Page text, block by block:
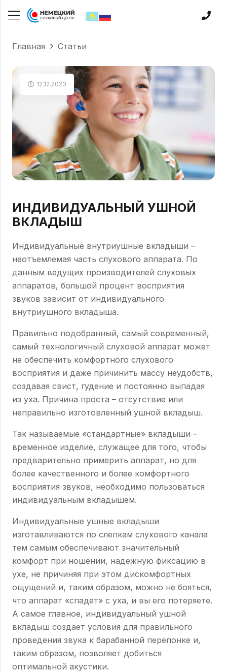
Главная Статьи
12.12.2023
ИНДИВИДУАЛЬНЫЙ УШНОЙ
ВКЛАДЫШ
Индивидуальные внутриушные вкладыши –
неотъемлемая часть слухового аппарата. По
данным ведущих производителей слуховых
аппаратов, большой процент восприятия
звуков зависит от индивидуального
внутриушного вкладыша.
Правильно подобранный, самый современный,
самый технологичный слуховой аппарат может
не обеспечить комфортного слухового
восприятия и даже причинить массу неудобств,
создавая свист, гудение и постоянно выпадая
из уха. Причина проста – отсутствие или
неправильно изготовленный ушной вкладыш.
Так называемые «стандартные» вкладыши –
временное изделие, служащее для того, чтобы
предварительно примерить аппарат, но для
более качественного и более комфортного
восприятия звуков, необходимо пользоваться
индивидуальным вкладышем.
Индивидуальные ушные вкладыши
изготавливаются по слепкам слухового канала
тем самым обеспечивают значительный
комфорт при ношении, надежную фиксацию в
ухе, не причиняя при этом дискомфортных
ощущений и, таким образом, можно не бояться,
что аппарат «спадет» с уха, и вы его потеряете.
А самое главное, индивидуальный ушной
вкладыш создает условия для правильного
проведения звука к барабанной перепонке и,
таким образом, позволяет добиться
оптимальной акустики.